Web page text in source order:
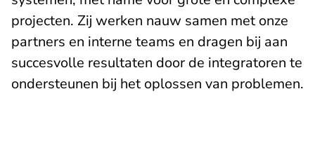
projecten. Zij werken nauw samen met onze
partners en interne teams en dragen bij aan
succesvolle resultaten door de integratoren te
ondersteunen bij het oplossen van problemen.